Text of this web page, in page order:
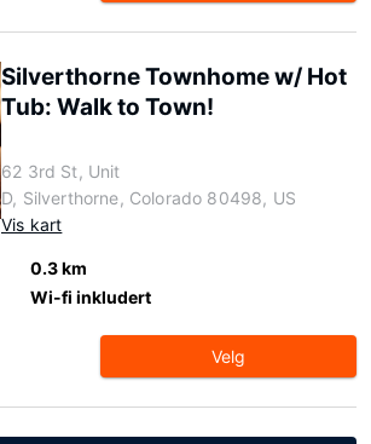
Silverthorne Townhome w/ Hot
Tub: Walk to Town!
62 3rd St, Unit
D, Silverthorne, Colorado 80498, US
Vis kart
0.3 km
Wi-fi inkludert
Velg